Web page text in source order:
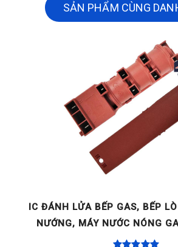
SẢN PHẨM CÙNG
IC ĐÁNH LỬA BẾP GAS, BẾP
NƯỚNG, MÁY NƯỚC NÓNG
220-240V 2 LÒ / 4 LÒ